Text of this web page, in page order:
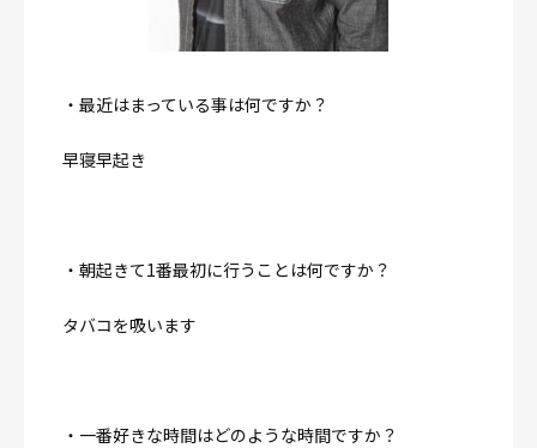
・最近はまっている事は何ですか？
早寝早起き
・朝起きて1番最初に行うことは何ですか？
タバコを吸います
・一番好きな時間はどのような時間ですか？